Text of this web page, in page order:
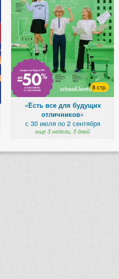
8 стр.
«Есть все для будущих
отличников»
с 30 июля по 2 сентября
еще 3 недели, 5 дней